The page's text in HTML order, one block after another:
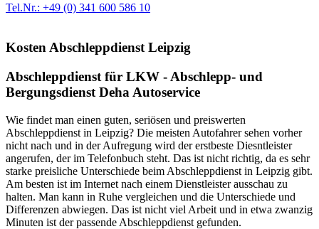
Tel.Nr.: +49 (0) 341 600 586 10
Kosten Abschleppdienst Leipzig
Abschleppdienst für LKW - Abschlepp- und
Bergungsdienst Deha Autoservice
Wie findet man einen guten, seriösen und preiswerten
Abschleppdienst in Leipzig? Die meisten Autofahrer sehen vorher
nicht nach und in der Aufregung wird der erstbeste Diesntleister
angerufen, der im Telefonbuch steht. Das ist nicht richtig, da es sehr
starke preisliche Unterschiede beim Abschleppdienst in Leipzig gibt.
Am besten ist im Internet nach einem Dienstleister ausschau zu
halten. Man kann in Ruhe vergleichen und die Unterschiede und
Differenzen abwiegen. Das ist nicht viel Arbeit und in etwa zwanzig
Minuten ist der passende Abschleppdienst gefunden.